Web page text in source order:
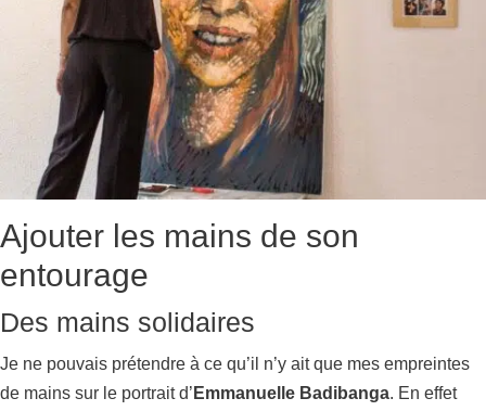
Ajouter les mains de son
entourage
Des mains solidaires
Je ne pouvais prétendre à ce qu’il n’y ait que mes empreintes
de mains sur le portrait d’ Emmanuelle Badibanga. En effet